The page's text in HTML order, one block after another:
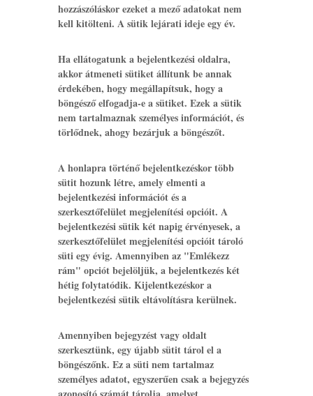
hozzászóláskor ezeket a mező adatokat nem
kell kitölteni. A sütik lejárati ideje egy év.
Ha ellátogatunk a bejelentkezési oldalra,
akkor átmeneti sütiket állítunk be annak
érdekében, hogy megállapítsuk, hogy a
böngésző elfogadja-e a sütiket. Ezek a sütik
nem tartalmaznak személyes információt, és
törlődnek, ahogy bezárjuk a böngészőt.
A honlapra történő bejelentkezéskor több
sütit hozunk létre, amely elmenti a
bejelentkezési információt és a
szerkesztőfelület megjelenítési opcióit. A
bejelentkezési sütik két napig érvényesek, a
szerkesztőfelület megjelenítési opcióit tároló
süti egy évig. Amennyiben az "Emlékezz
rám" opciót bejelöljük, a bejelentkezés két
hétig folytatódik. Kijelentkezéskor a
bejelentkezési sütik eltávolításra kerülnek.
Amennyiben bejegyzést vagy oldalt
szerkesztünk, egy újabb sütit tárol el a
böngészőnk. Ez a süti nem tartalmaz
személyes adatot, egyszerűen csak a bejegyzés